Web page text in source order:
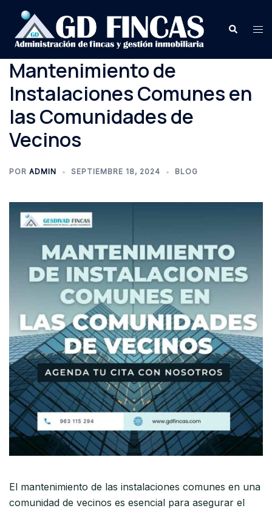
Saltar
contenido
Buscar
Mantenimiento de
Instalaciones Comunes en
las Comunidades de
Vecinos
POR ADMIN SEPTIEMBRE 18, 2024 BLOG
El mantenimiento de las instalaciones comunes en una
comunidad de vecinos es esencial para asegurar el